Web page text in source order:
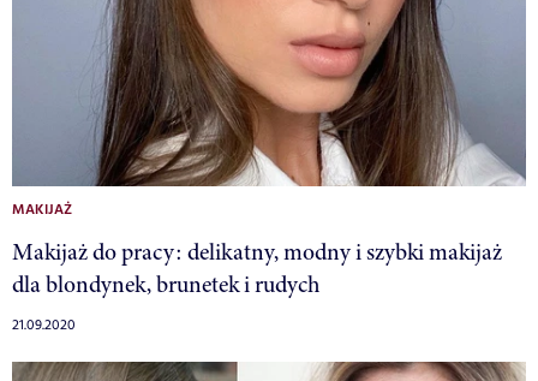
MAKIJAŻ
Makijaż do pracy: delikatny, modny i szybki makijaż
dla blondynek, brunetek i rudych
21.09.2020